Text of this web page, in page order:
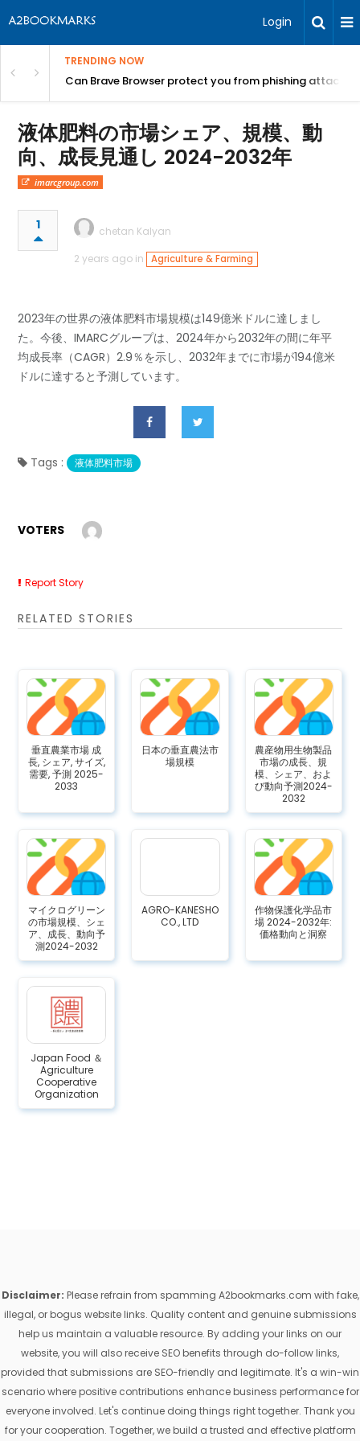
Login
TRENDING NOW
Can Brave Browser protect you from phishing attacks?
液体肥料の市場シェア、規模、動
向、成長見通し 2024-2032年
imarcgroup.com
1
chetan Kalyan
2 years ago in
Agriculture & Farming
2023年の世界の液体肥料市場規模は149億米ドルに達しまし
た。今後、IMARCグループは、2024年から2032年の間に年平
均成長率（CAGR）2.9％を示し、2032年までに市場が194億米
ドルに達すると予測しています。
Tags : 液体肥料市場
VOTERS
Report Story
RELATED STORIES
垂直農業市場 成
長, シェア, サイズ,
需要, 予測 2025-
2033
日本の垂直農法市
場規模
農産物用生物製品
市場の成長、規
模、シェア、およ
び動向予測2024-
2032
マイクログリーン
の市場規模、シェ
ア、成長、動向予
測2024-2032
AGRO-KANESHO
CO., LTD
作物保護化学品市
場 2024-2032年:
価格動向と洞察
Japan Food ＆
Agriculture
Cooperative
Organization
Disclaimer: Please refrain from spamming A2bookmarks.com with fake,
illegal, or bogus website links. Quality content and genuine submissions
help us maintain a valuable resource. By adding your links on our
website, you will also receive SEO benefits through do-follow links,
provided that submissions are SEO-friendly and legitimate. It's a win-win
scenario where positive contributions enhance business performance for
everyone involved. Let's continue doing things right together. Thank you
for your cooperation. Together, we build a trusted and effective platform